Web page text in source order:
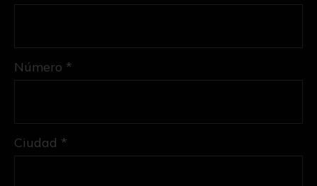
Número *
Ciudad *